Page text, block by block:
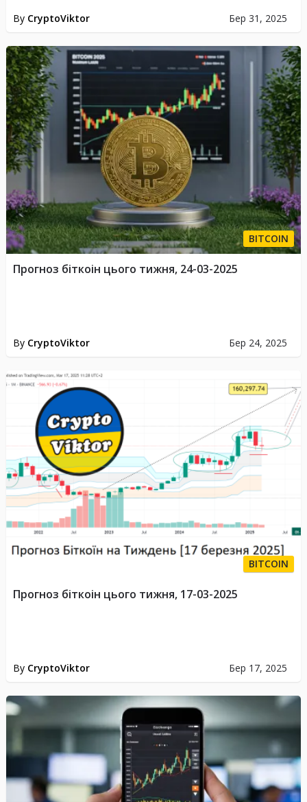
By CryptoViktor Бер 31, 2025
BITCOIN
By CryptoViktor Бер 24, 2025
Прогноз біткоін цього тижня, 24-03-2025
BITCOIN
By CryptoViktor Бер 17, 2025
Прогноз біткоін цього тижня, 17-03-2025